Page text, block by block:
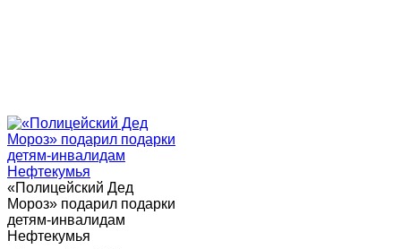
«Полицейский Дед
Мороз» подарил подарки
детям-инвалидам
Нефтекумья